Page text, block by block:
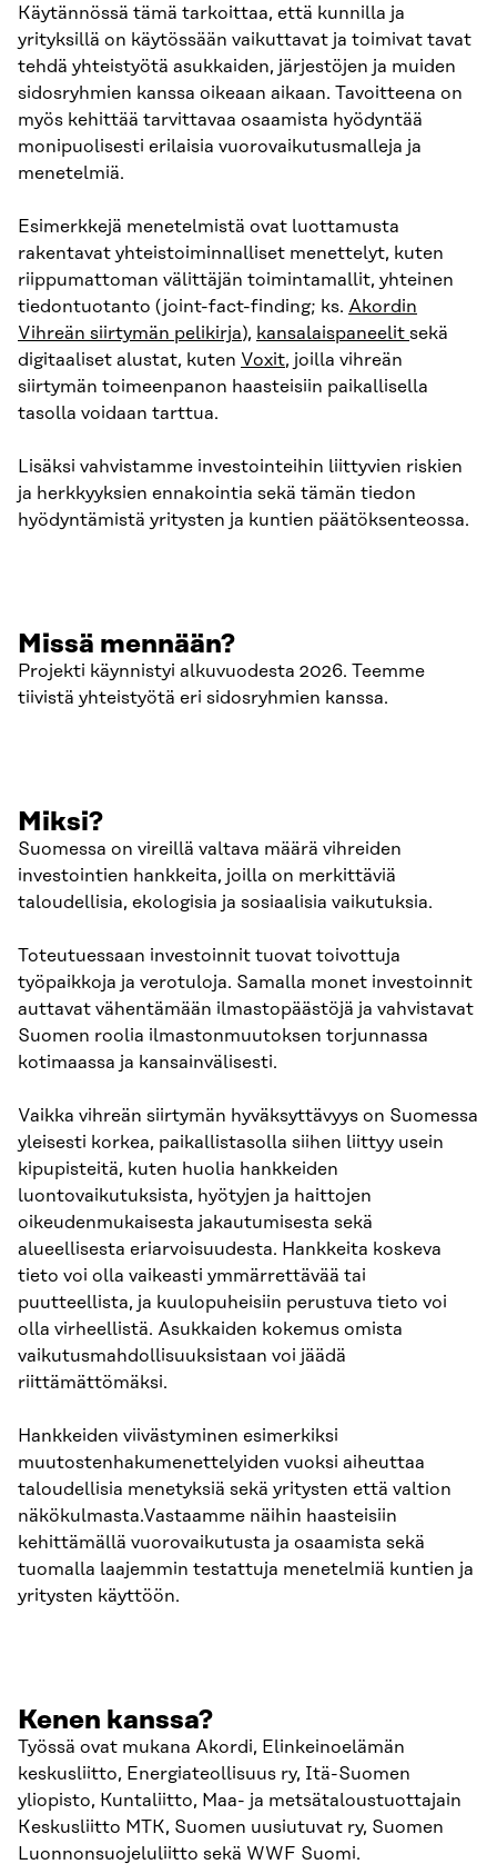
Käytännössä tämä tarkoittaa, että kunnilla ja
yrityksillä on käytössään vaikuttavat ja toimivat tavat
tehdä yhteistyötä asukkaiden, järjestöjen ja muiden
sidosryhmien kanssa oikeaan aikaan. Tavoitteena on
myös kehittää tarvittavaa osaamista hyödyntää
monipuolisesti erilaisia vuorovaikutusmalleja ja
menetelmiä.
Esimerkkejä menetelmistä ovat luottamusta
rakentavat yhteistoiminnalliset menettelyt, kuten
riippumattoman välittäjän toimintamallit, yhteinen
tiedontuotanto (joint-fact-finding; ks. Akordin
Vihreän siirtymän pelikirja), kansalaispaneelit sekä
digitaaliset alustat, kuten Voxit, joilla vihreän
siirtymän toimeenpanon haasteisiin paikallisella
tasolla voidaan tarttua.
Lisäksi vahvistamme investointeihin liittyvien riskien
ja herkkyyksien ennakointia sekä tämän tiedon
hyödyntämistä yritysten ja kuntien päätöksenteossa.
Missä mennään?
Projekti käynnistyi alkuvuodesta 2026. Teemme
tiivistä yhteistyötä eri sidosryhmien kanssa.
Miksi?
Suomessa on vireillä valtava määrä vihreiden
investointien hankkeita, joilla on merkittäviä
taloudellisia, ekologisia ja sosiaalisia vaikutuksia.
Toteutuessaan investoinnit tuovat toivottuja
työpaikkoja ja verotuloja. Samalla monet investoinnit
auttavat vähentämään ilmastopäästöjä ja vahvistavat
Suomen roolia ilmastonmuutoksen torjunnassa
kotimaassa ja kansainvälisesti.
Vaikka vihreän siirtymän hyväksyttävyys on Suomessa
yleisesti korkea, paikallistasolla siihen liittyy usein
kipupisteitä, kuten huolia hankkeiden
luontovaikutuksista, hyötyjen ja haittojen
oikeudenmukaisesta jakautumisesta sekä
alueellisesta eriarvoisuudesta. Hankkeita koskeva
tieto voi olla vaikeasti ymmärrettävää tai
puutteellista, ja kuulopuheisiin perustuva tieto voi
olla virheellistä. Asukkaiden kokemus omista
vaikutusmahdollisuuksistaan voi jäädä
riittämättömäksi.
Hankkeiden viivästyminen esimerkiksi
muutostenhakumenettelyiden vuoksi aiheuttaa
taloudellisia menetyksiä sekä yritysten että valtion
näkökulmasta.Vastaamme näihin haasteisiin
kehittämällä vuorovaikutusta ja osaamista sekä
tuomalla laajemmin testattuja menetelmiä kuntien ja
yritysten käyttöön.
Kenen kanssa?
Työssä ovat mukana Akordi, Elinkeinoelämän
keskusliitto, Energiateollisuus ry, Itä-Suomen
yliopisto, Kuntaliitto, Maa- ja metsätaloustuottajain
Keskusliitto MTK, Suomen uusiutuvat ry, Suomen
Luonnonsuojeluliitto sekä WWF Suomi.